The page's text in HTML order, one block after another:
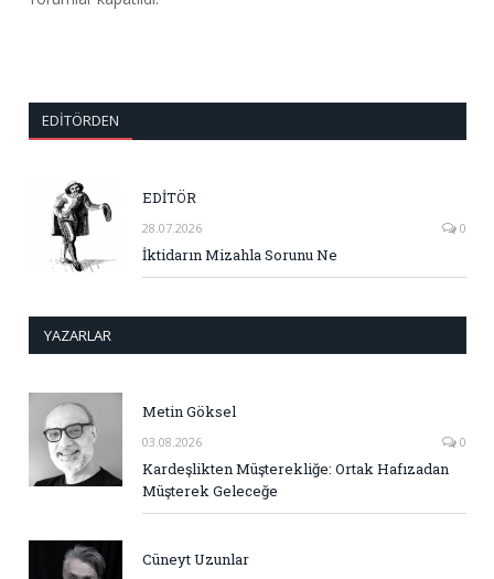
EDITÖRDEN
EDİTÖR
28.07.2026 0
İktidarın Mizahla Sorunu Ne
YAZARLAR
Metin Göksel
03.08.2026 0
Kardeşlikten Müşterekliğe: Ortak Hafızadan
Müşterek Geleceğe
Cüneyt Uzunlar